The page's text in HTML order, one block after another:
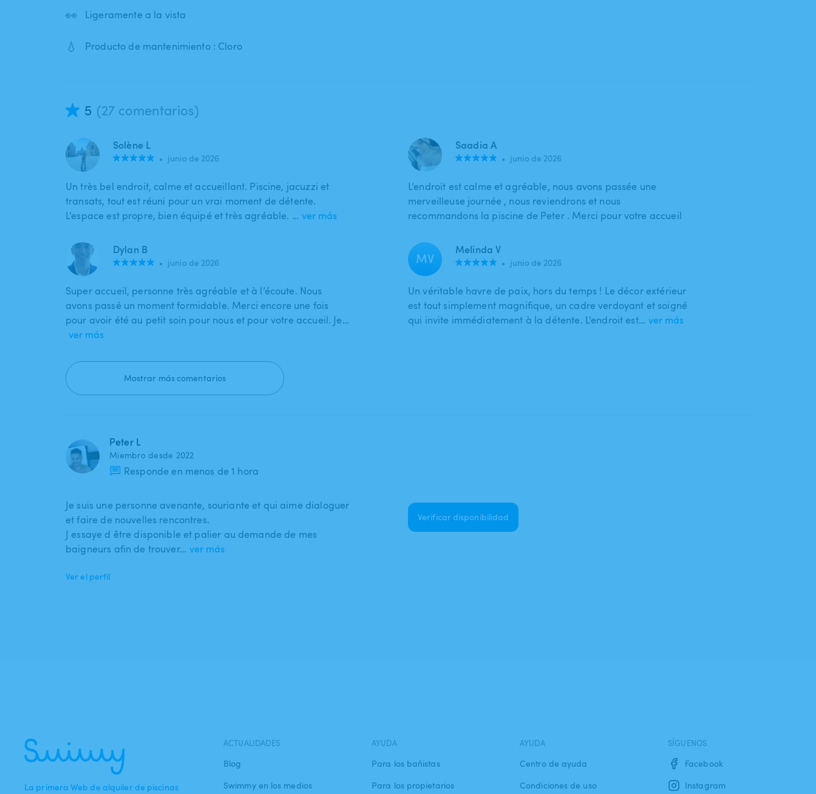
👀 Ligeramente a la vista
💧 Producto de mantenimiento : Cloro
5 (27 comentarios)
Solène L
• junio de 2026
Un très bel endroit, calme et accueillant. Piscine, jacuzzi et
transats, tout est réuni pour un vrai moment de détente.
L’espace est propre, bien équipé et très agréable. … ver más
Saadia A
• junio de 2026
L’endroit est calme et agréable, nous avons passée une
merveilleuse journée , nous reviendrons et nous
recommandons la piscine de Peter . Merci pour votre accueil
Dylan B
• junio de 2026
Super accueil, personne très agréable et à l’écoute. Nous
avons passé un moment formidable. Merci encore une fois
pour avoir été au petit soin pour nous et pour votre accueil. Je…
ver más
MV Melinda V
• junio de 2026
Un véritable havre de paix, hors du temps ! Le décor extérieur
est tout simplement magnifique, un cadre verdoyant et soigné
qui invite immédiatement à la détente. L'endroit est… ver más
Mostrar más comentarios
Peter L
Miembro desde 2022
Responde en menos de 1 hora
Je suis une personne avenante, souriante et qui aime dialoguer
et faire de nouvelles rencontres.
J essaye d être disponible et palier au demande de mes
baigneurs afin de trouver… ver más
Ver el perfil
Verificar disponibilidad
La primera Web de alquiler de piscinas
ACTUALIDADES
Blog
Swimmy en los medios
AYUDA
Para los bañistas
Para los propietarios
AYUDA
Centro de ayuda
Condiciones de uso
SÍGUENOS
Facebook
Instagram